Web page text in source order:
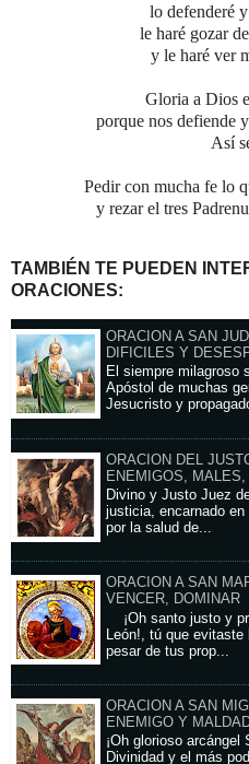
lo defenderé
le haré gozar
y le haré ver
Gloria a Dios
porque nos defiende
Así
Pedir con mucha fe lo
y rezar el tres
TAMBIÉN TE PUEDEN
ORACIONES:
ORACION A SAN
DIFICILES Y
El siempre milagroso
Apóstol de muchas
Jesucristo y
ORACION DEL
ENEMIGOS,
Divino y Justo Juez
justicia, encarnado
por la salud de...
ORACION A SAN
VENCER, DOMINAR
¡Oh santo justo y
León!, tú que
pesar de tus prop...
ORACION A SAN
ENEMIGO Y
¡Oh glorioso
Divinidad y el más